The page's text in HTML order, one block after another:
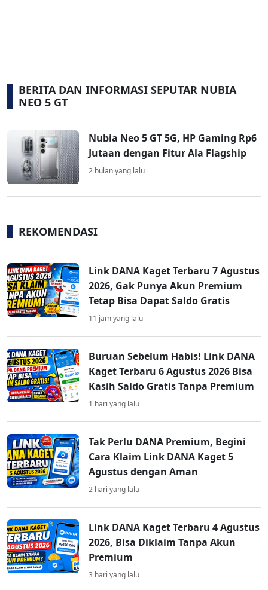
BERITA DAN INFORMASI SEPUTAR NUBIA
NEO 5 GT
Nubia Neo 5 GT 5G, HP Gaming Rp6
Jutaan dengan Fitur Ala Flagship
2 bulan yang lalu
REKOMENDASI
Link DANA Kaget Terbaru 7 Agustus
2026, Gak Punya Akun Premium
Tetap Bisa Dapat Saldo Gratis
11 jam yang lalu
Buruan Sebelum Habis! Link DANA
Kaget Terbaru 6 Agustus 2026 Bisa
Kasih Saldo Gratis Tanpa Premium
1 hari yang lalu
Tak Perlu DANA Premium, Begini
Cara Klaim Link DANA Kaget 5
Agustus dengan Aman
2 hari yang lalu
Link DANA Kaget Terbaru 4 Agustus
2026, Bisa Diklaim Tanpa Akun
Premium
3 hari yang lalu